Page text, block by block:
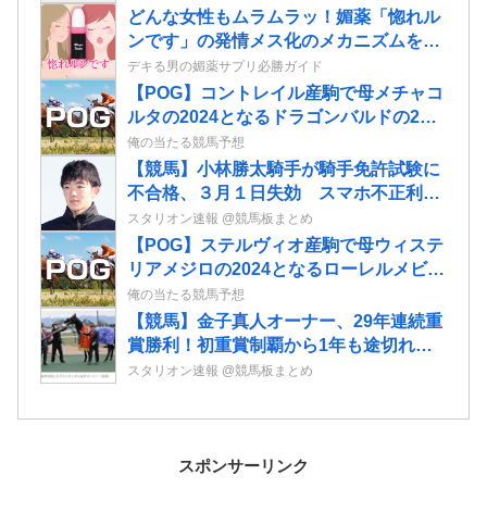
どんな女性もムラムラッ！媚薬「惚れル
ンです」の発情メス化のメカニズムを徹
底調査
デキる男の媚薬サプリ必勝ガイド
【POG】コントレイル産駒で母メチャコ
ルタの2024となるドラゴンバルドの2歳
情報
俺の当たる競馬予想
【競馬】小林勝太騎手が騎手免許試験に
不合格、３月１日失効 スマホ不正利用
で１年間の騎乗停止処分中
スタリオン速報 @競馬板まとめ
【POG】ステルヴィオ産駒で母ウィステ
リアメジロの2024となるローレルメビウ
スの2歳情報
俺の当たる競馬予想
【競馬】金子真人オーナー、29年連続重
賞勝利！初重賞制覇から1年も途切れる
ことなく29年… JRA重賞は122勝目
スタリオン速報 @競馬板まとめ
スポンサーリンク